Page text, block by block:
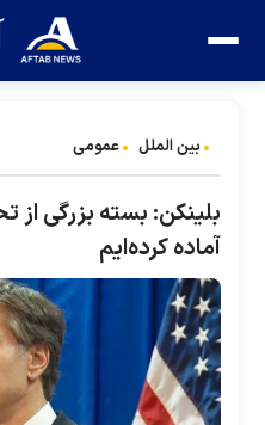
بین الملل عمومی
بلینکن: بسته بزرگی از
آماده کرده‌ایم